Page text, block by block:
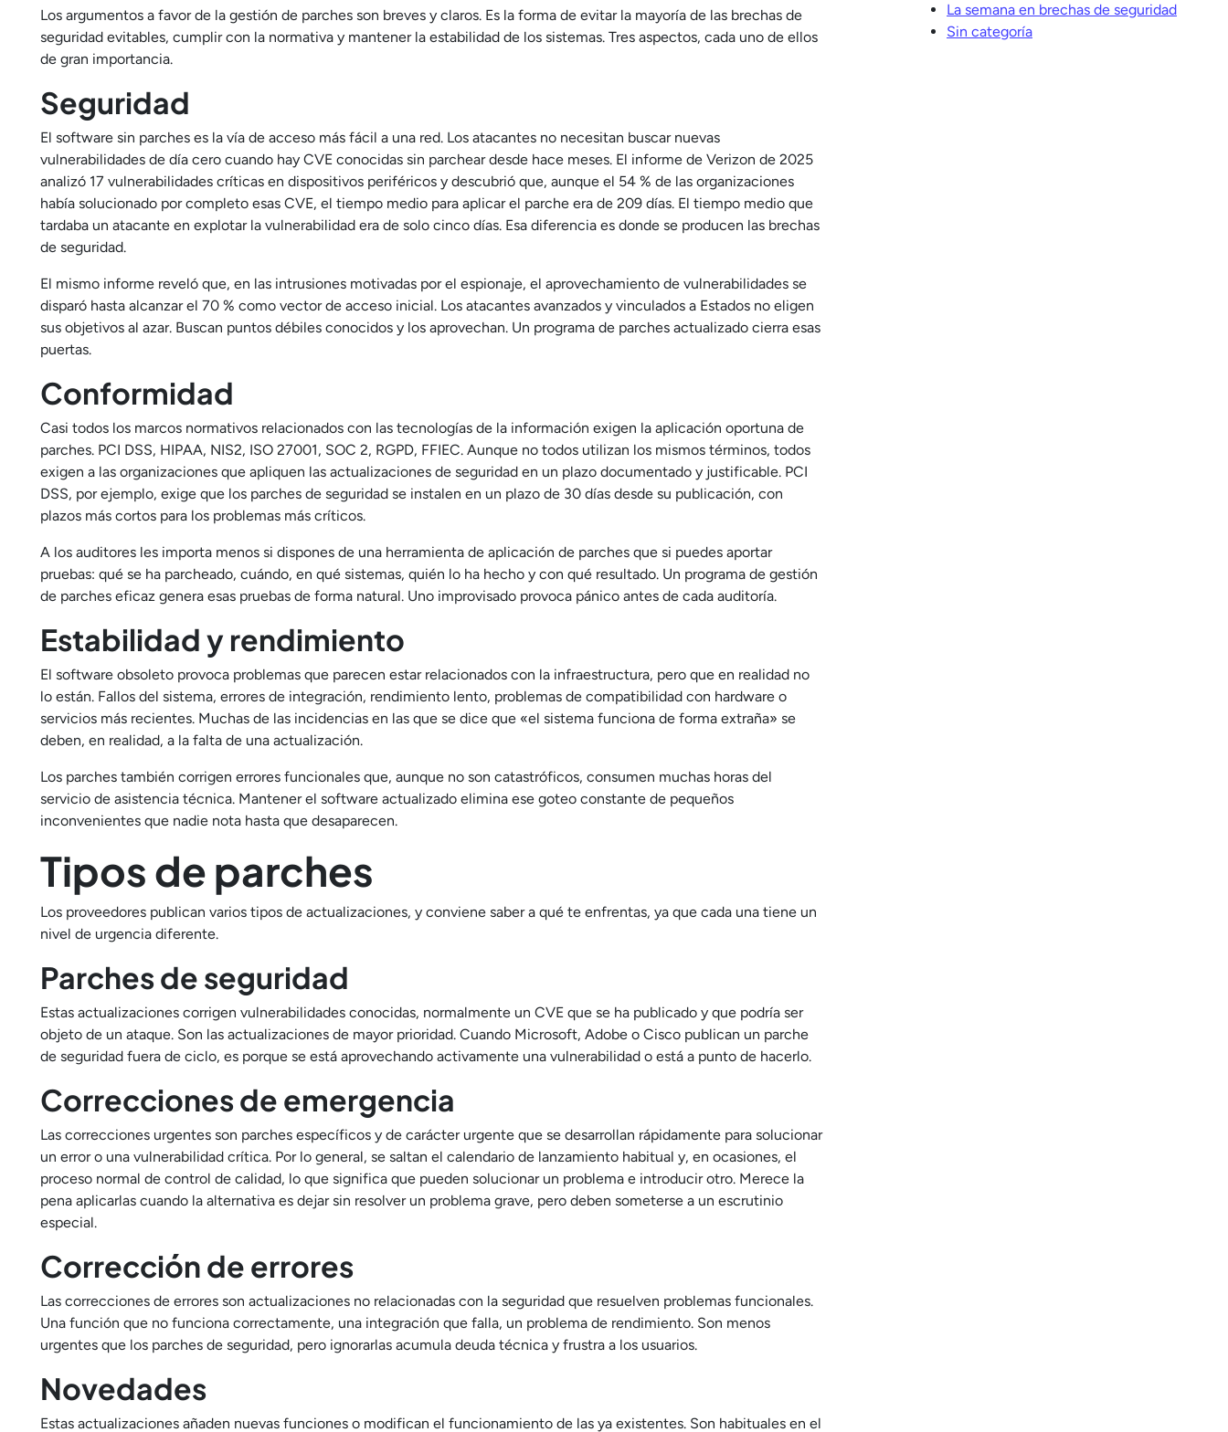
Los argumentos a favor de la gestión de parches son breves y claros. Es la forma de evitar la mayoría de las brechas de
seguridad evitables, cumplir con la normativa y mantener la estabilidad de los sistemas. Tres aspectos, cada uno de ellos
de gran importancia.
Seguridad
El software sin parches es la vía de acceso más fácil a una red. Los atacantes no necesitan buscar nuevas
vulnerabilidades de día cero cuando hay CVE conocidas sin parchear desde hace meses. El informe de Verizon de 2025
analizó 17 vulnerabilidades críticas en dispositivos periféricos y descubrió que, aunque el 54 % de las organizaciones
había solucionado por completo esas CVE, el tiempo medio para aplicar el parche era de 209 días. El tiempo medio que
tardaba un atacante en explotar la vulnerabilidad era de solo cinco días. Esa diferencia es donde se producen las brechas
de seguridad.
El mismo informe reveló que, en las intrusiones motivadas por el espionaje, el aprovechamiento de vulnerabilidades se
disparó hasta alcanzar el 70 % como vector de acceso inicial. Los atacantes avanzados y vinculados a Estados no eligen
sus objetivos al azar. Buscan puntos débiles conocidos y los aprovechan. Un programa de parches actualizado cierra esas
puertas.
Conformidad
Casi todos los marcos normativos relacionados con las tecnologías de la información exigen la aplicación oportuna de
parches. PCI DSS, HIPAA, NIS2, ISO 27001, SOC 2, RGPD, FFIEC. Aunque no todos utilizan los mismos términos, todos
exigen a las organizaciones que apliquen las actualizaciones de seguridad en un plazo documentado y justificable. PCI
DSS, por ejemplo, exige que los parches de seguridad se instalen en un plazo de 30 días desde su publicación, con
plazos más cortos para los problemas más críticos.
A los auditores les importa menos si dispones de una herramienta de aplicación de parches que si puedes aportar
pruebas: qué se ha parcheado, cuándo, en qué sistemas, quién lo ha hecho y con qué resultado. Un programa de gestión
de parches eficaz genera esas pruebas de forma natural. Uno improvisado provoca pánico antes de cada auditoría.
Estabilidad y rendimiento
El software obsoleto provoca problemas que parecen estar relacionados con la infraestructura, pero que en realidad no
lo están. Fallos del sistema, errores de integración, rendimiento lento, problemas de compatibilidad con hardware o
servicios más recientes. Muchas de las incidencias en las que se dice que «el sistema funciona de forma extraña» se
deben, en realidad, a la falta de una actualización.
Los parches también corrigen errores funcionales que, aunque no son catastróficos, consumen muchas horas del
servicio de asistencia técnica. Mantener el software actualizado elimina ese goteo constante de pequeños
inconvenientes que nadie nota hasta que desaparecen.
Tipos de parches
Los proveedores publican varios tipos de actualizaciones, y conviene saber a qué te enfrentas, ya que cada una tiene un
nivel de urgencia diferente.
Parches de seguridad
Estas actualizaciones corrigen vulnerabilidades conocidas, normalmente un CVE que se ha publicado y que podría ser
objeto de un ataque. Son las actualizaciones de mayor prioridad. Cuando Microsoft, Adobe o Cisco publican un parche
de seguridad fuera de ciclo, es porque se está aprovechando activamente una vulnerabilidad o está a punto de hacerlo.
Correcciones de emergencia
Las correcciones urgentes son parches específicos y de carácter urgente que se desarrollan rápidamente para solucionar
un error o una vulnerabilidad crítica. Por lo general, se saltan el calendario de lanzamiento habitual y, en ocasiones, el
proceso normal de control de calidad, lo que significa que pueden solucionar un problema e introducir otro. Merece la
pena aplicarlas cuando la alternativa es dejar sin resolver un problema grave, pero deben someterse a un escrutinio
especial.
Corrección de errores
Las correcciones de errores son actualizaciones no relacionadas con la seguridad que resuelven problemas funcionales.
Una función que no funciona correctamente, una integración que falla, un problema de rendimiento. Son menos
urgentes que los parches de seguridad, pero ignorarlas acumula deuda técnica y frustra a los usuarios.
Novedades
Estas actualizaciones añaden nuevas funciones o modifican el funcionamiento de las ya existentes. Son habituales en el
La semana en brechas de seguridad
Sin categoría